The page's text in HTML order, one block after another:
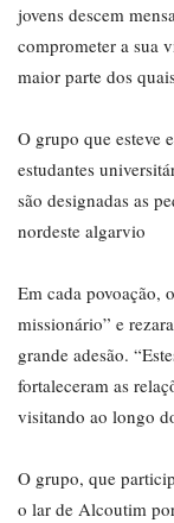
jovens descem
comprometer a sua
maior parte dos
O grupo que esteve
estudantes
são designadas as
nordeste algarvio
Em cada povoação,
missionário” e
grande adesão.
fortaleceram as
visitando ao longo
O grupo, que
o lar de Alcoutim